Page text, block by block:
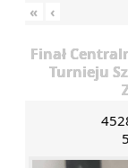
« ‹
Finał
Turnieju